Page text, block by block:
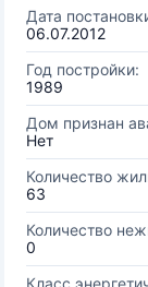
Дата
06.07.2012
Год постройки:
1989
Дом признан
Нет
Количество
63
Количество
0
Класс